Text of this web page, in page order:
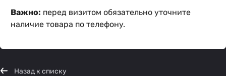
Важно: перед визитом обязательно уточните
наличие товара по телефону.
Назад к списку